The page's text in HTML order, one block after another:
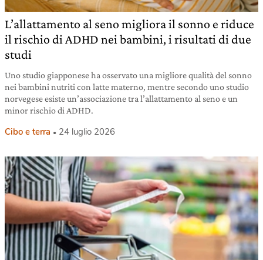
L’allattamento al seno migliora il sonno e riduce
il rischio di ADHD nei bambini, i risultati di due
studi
Uno studio giapponese ha osservato una migliore qualità del sonno
nei bambini nutriti con latte materno, mentre secondo uno studio
norvegese esiste un’associazione tra l’allattamento al seno e un
minor rischio di ADHD.
Cibo e terra 24 luglio 2026